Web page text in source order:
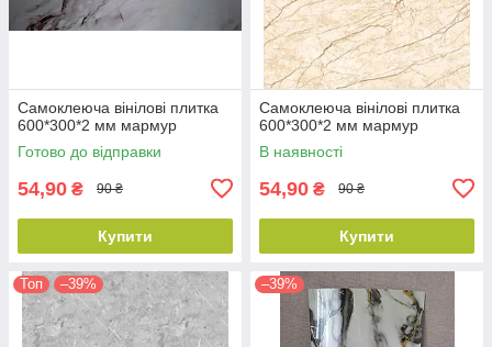
Самоклеюча вінілові плитка
600*300*2 мм мармур
Готово до відправки
54,90 ₴ 90 ₴
Купити
Самоклеюча вінілові плитка
600*300*2 мм мармур
В наявності
54,90 ₴ 90 ₴
Купити
Топ –39% –39%